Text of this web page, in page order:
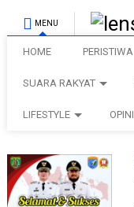
MENU
HOME PERISTIWA
SUARA RAKYAT
LIFESTYLE OPINI